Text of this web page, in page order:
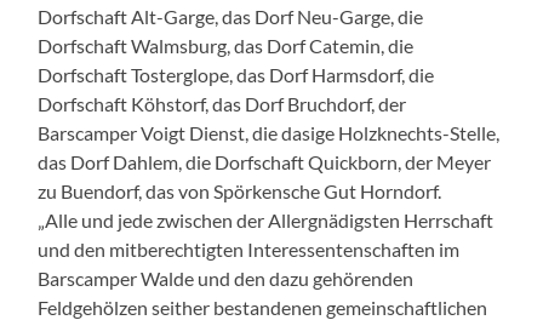
Dorfschaft Alt-Garge, das Dorf Neu-Garge, die
Dorfschaft Walmsburg, das Dorf Catemin, die
Dorfschaft Tosterglope, das Dorf Harmsdorf, die
Dorfschaft Köhstorf, das Dorf Bruchdorf, der
Barscamper Voigt Dienst, die dasige Holzknechts-Stelle,
das Dorf Dahlem, die Dorfschaft Quickborn, der Meyer
zu Buendorf, das von Spörkensche Gut Horndorf.
„Alle und jede zwischen der Allergnädigsten Herrschaft
und den mitberechtigten Interessentenschaften im
Barscamper Walde und den dazu gehörenden
Feldgehölzen seither bestandenen gemeinschaftlichen